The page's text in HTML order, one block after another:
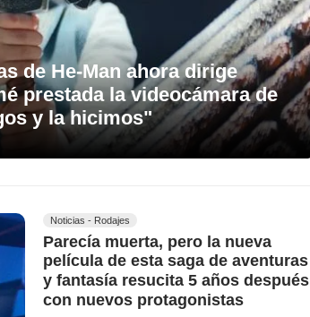
de He-Man ahora dirige
prestada la videocámara de
y la hicimos"
Noticias - Rodajes
Parecía muerta, pero la nueva
película de esta saga de aventuras
y fantasía resucita 5 años después
con nuevos protagonistas